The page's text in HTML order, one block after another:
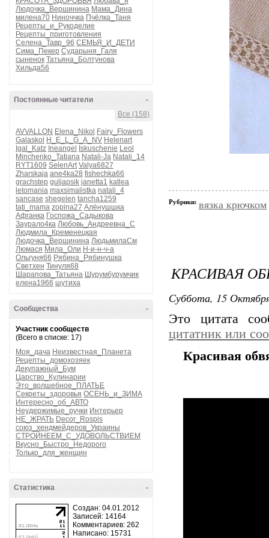
Людочка_Вершинина Мама_Дина
милена70 Ниноччка Пчёлка_Таня
Рецепты_и_Рукоделие
Рецепты_приготовления
Селена_Тавр_96 СЕМЬЯ_И_ДЕТИ
Сима_Пекер Сударыня_Галя
сыненок Татьяна_Болтунова
Хильда56
-
Постоянные читатели
Все (158)
AVVALLON Elena_Nikol
Fairy_Flowers
Galaskol
H_E_L_G_A_NV Helenart
Igal_Katz Ineangel Iskuschenie Leol
Minchenko_Tatiana Natali-Ja Natali_14
RYT1609 SelenArt Valya6827
Zharskaja ane4ka28 fishechka66
grachstep guljapsik janetta1 katlea
letomania maxsimalistka natali_4
sancase shegelen tancha1259
tati_mama zopina27 Алёнушшка
Афганка Госпожа_Садыкова
Заурало4ка Любовь_Андреевна_С
Людмила_Кременецкая
Людочка_Вершинина ЛюдьмилаСм
Люмася Мила_Оли Н-и-н-ч-а
Ольгуня66 Рябина_Рябинушка
Светхен Тинуля68
Шарапова_Татьяна Шурумбурумчик
елена1966 шутиха
-
Сообщества
Участник сообществ
(Всего в списке: 17)
Моя_дача Неизвестная_Планета
Рецепты_домохозяек
Декупажный_Бум
Царство_Кулинарии
Это_волшебное_ПЛАТЬЕ
Секреты_здоровья ОСЕНЬ_и_ЗИМА
Интересно_об_АВТО
Неудержимые_ручки Интерьер
НЕ_ЖРАТЬ Decor_Rospis
союз_хендмейдеров_Украины
СТРОЙНЕЕМ_С_УДОВОЛЬСТВИЕМ
Вкусно_Быстро_Недорого
Только_для_женщин
-
Статистика
Создан: 04.01.2012
Записей: 14164
Комментариев: 262
Написано: 15731
Рубрики: вязка крючком
КРАСИВАЯ
Суббота, 15
Это цитата
цитатник или
Красивая